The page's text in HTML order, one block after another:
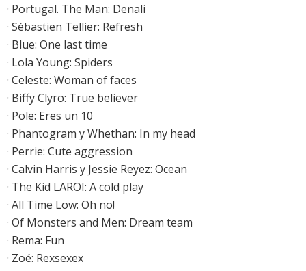
· Portugal. The Man: Denali
· Sébastien Tellier: Refresh
· Blue: One last time
· Lola Young: Spiders
· Celeste: Woman of faces
· Biffy Clyro: True believer
· Pole: Eres un 10
· Phantogram y Whethan: In my head
· Perrie: Cute aggression
· Calvin Harris y Jessie Reyez: Ocean
· The Kid LAROI: A cold play
· All Time Low: Oh no!
· Of Monsters and Men: Dream team
· Rema: Fun
· Zoé: Rexsexex